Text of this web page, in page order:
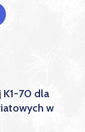
70 dla
w